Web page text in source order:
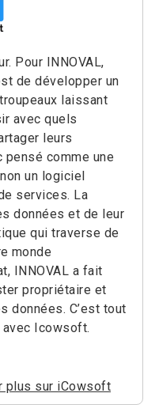
Pour INNOVAL,
de développer un
laissant
avec quels
leurs
comme une
un logiciel
services. La
données et de leur
qui traverse de
monde
INNOVAL a fait
propriétaire et
données. C’est tout
Icowsoft.
plus sur iCowsoft